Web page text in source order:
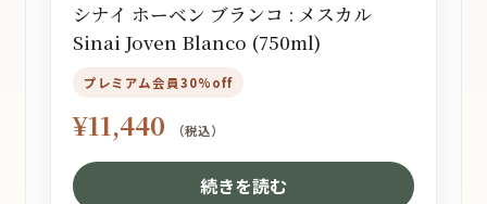
シナイ ホーベン ブランコ : メスカル
Sinai Joven Blanco (750ml)
プレミアム会員30%off
¥11,440 （税込）
続きを読む